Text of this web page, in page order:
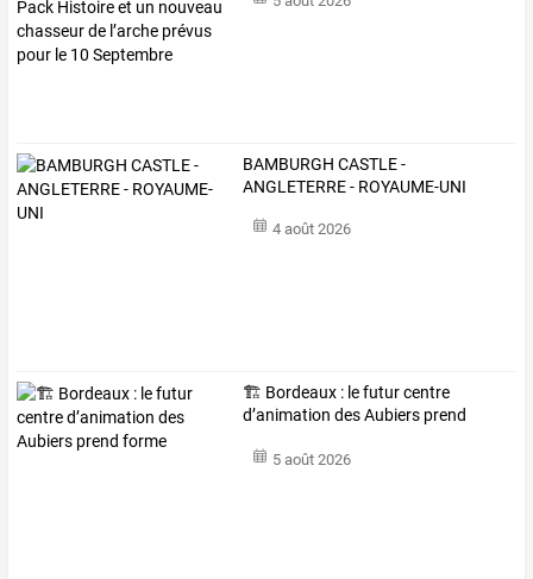
BAMBURGH CASTLE -
ANGLETERRE - ROYAUME-UNI
4 août 2026
🏗️ Bordeaux : le futur centre
d’animation des Aubiers prend
5 août 2026